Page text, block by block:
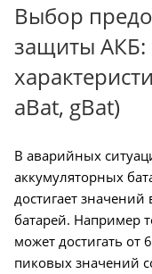
Выбор
защиты АКБ:
aBat, gBat)
В аварийных
аккумуляторных
достигает
батарей. Например
может достигать от
пиковых значений